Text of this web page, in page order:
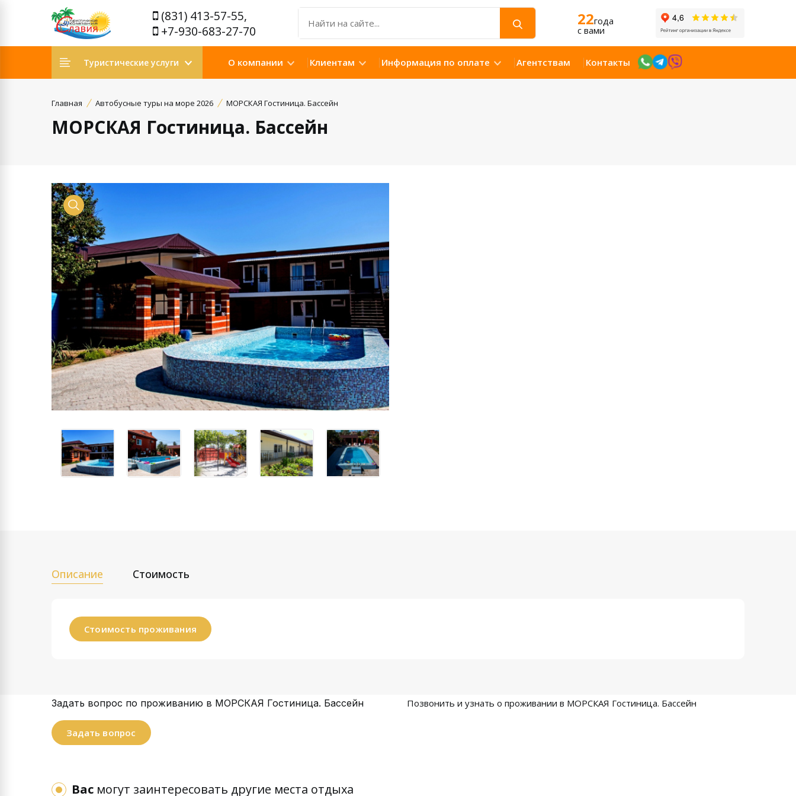
(831) 413-57-55,
+7-930-683-27-70
22года
c вами
Туристические услуги О компании Клиентам Информация по оплате Агентствам Контакты
Главная Автобусные туры на море 2026 МОРСКАЯ Гостиница. Бассейн
МОРСКАЯ Гостиница. Бассейн
Просмотр
Описание Стоимость
Стоимость проживания
Задать вопрос по проживанию в МОРСКАЯ Гостиница. Бассейн
Задать вопрос
Позвонить и узнать о проживании в МОРСКАЯ Гостиница. Бассейн
Вас могут заинтересовать другие места отдыха